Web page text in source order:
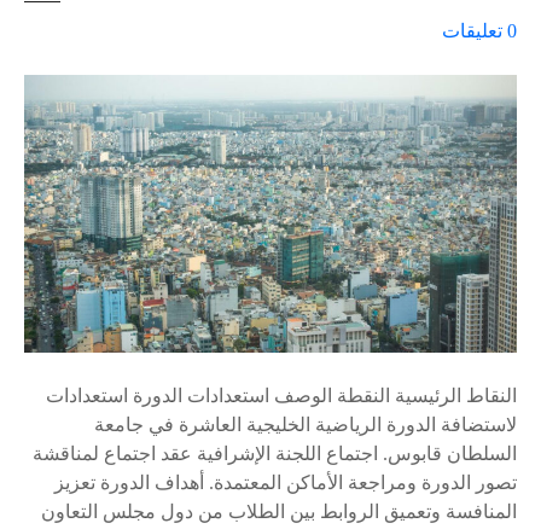
0 تعليقات
٪
s
النقاط الرئيسية النقطة الوصف استعدادات الدورة استعدادات
لاستضافة الدورة الرياضية الخليجية العاشرة في جامعة
السلطان قابوس. اجتماع اللجنة الإشرافية عقد اجتماع لمناقشة
تصور الدورة ومراجعة الأماكن المعتمدة. أهداف الدورة تعزيز
المنافسة وتعميق الروابط بين الطلاب من دول مجلس التعاون